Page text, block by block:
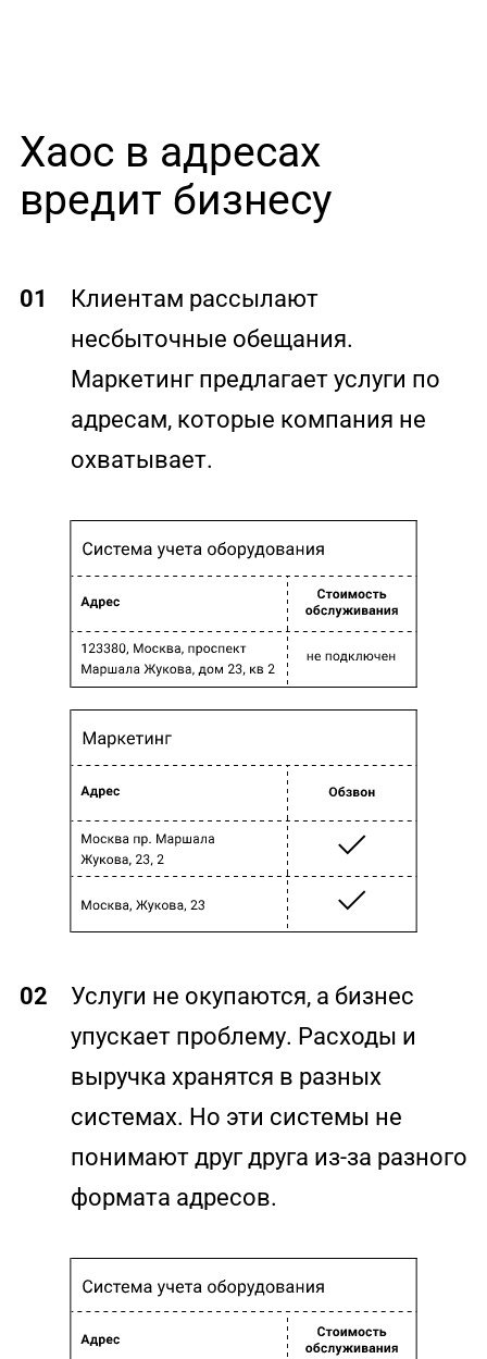
Хаос в адресах
вредит бизнесу
01
Клиентам рассылают
несбыточные обещания.
Маркетинг предлагает услуги по
адресам, которые компания не
охватывает.
02
Услуги не окупаются, а бизнес
упускает проблему. Расходы и
выручка хранятся в разных
системах. Но эти системы не
понимают друг друга из-за разного
формата адресов.